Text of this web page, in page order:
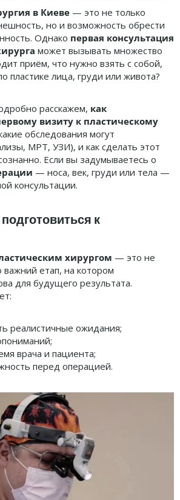
в Киеве — это не только
но и возможность обрести
Однако первая консультация
может вызывать множество
приём, что нужно взять с собой,
пластике лица, груди или живота?
расскажем, как
визиту к пластическому
обследования могут
МРТ, УЗИ), и как сделать этот
Если вы задумываетесь о
— носа, век, груди или тела —
консультации.
к
хирургом — это не
важний етап, на котором
для будущего результата.
реалистичные ожидания;
врача и пациента;
перед операцией.